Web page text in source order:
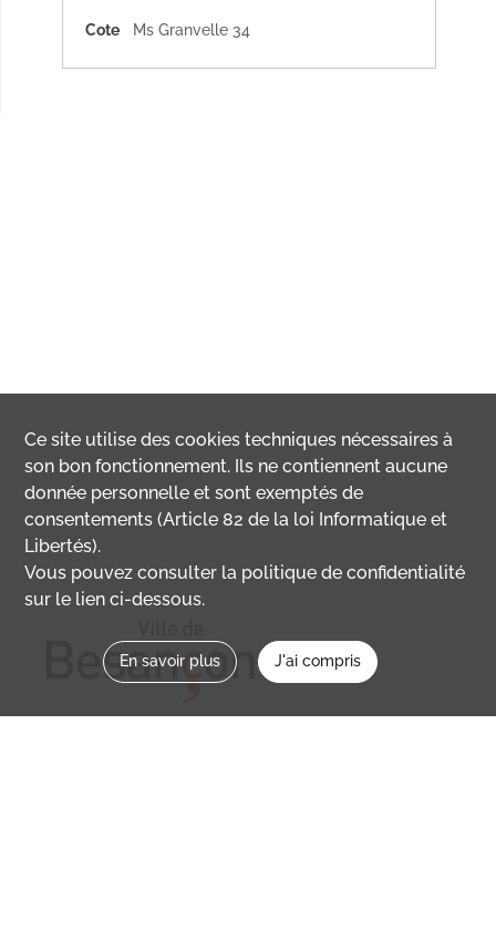
Cote Ms Granvelle 34
Ce site utilise descookies techniques nécessaires à
son bon fonctionnement. Ils ne contiennent aucune
donnée personnelle et sont exemptés de
consentements (Article 82 de la loi Informatique et
Libertés).
Vous pouvez consulter la politique de confidentialité
sur le lien ci-dessous.
En savoir plus J'ai compris